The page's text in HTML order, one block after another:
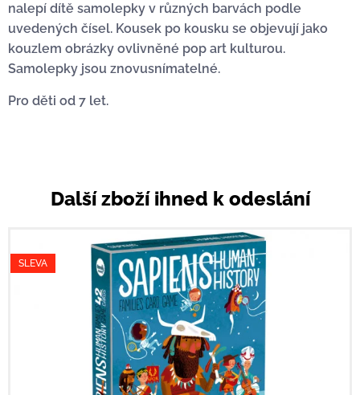
nalepí dítě samolepky v různých barvách podle
uvedených čísel. Kousek po kousku se objevují jako
kouzlem obrázky ovlivněné pop art kulturou.
Samolepky jsou znovusnímatelné.
Pro děti od 7 let.
Další zboží ihned k odeslání
SLEVA